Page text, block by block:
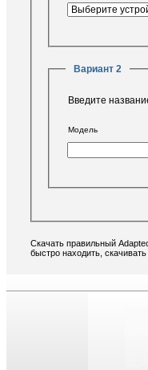
Вариант 2
Введите
Модель
Скачать правильный
быстро находить,